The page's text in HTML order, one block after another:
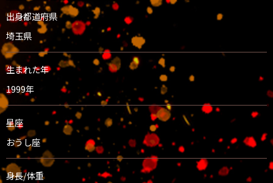
出身都道府県
埼玉県
生まれた年
1999年
星座
おうし座
身長/体重